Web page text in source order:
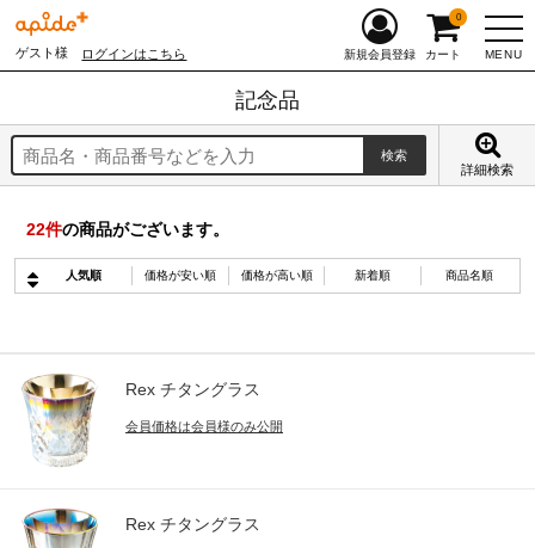
ゲスト様 ログインはこちら MENU
新規会員登録 カート
0
記念品
詳細検索
22件の商品がございます。
人気順 価格が安い順 価格が高い順 新着順 商品名順
Rex チタングラス
会員価格は会員様のみ公開
Rex チタングラス